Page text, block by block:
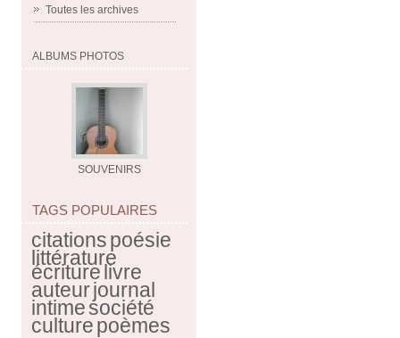
Toutes les archives
ALBUMS PHOTOS
SOUVENIRS
TAGS POPULAIRES
citationspoésie
littérature
écriturelivre
auteurjournal
intimesociété
culturepoèmes